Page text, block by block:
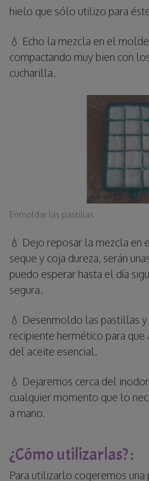
hielo que sólo utilizo para
💧 Echo la mezcla en el
compactando muy bien con
cucharilla.
Enmoldar las pastillas
💧 Dejo reposar la mezcla en
seque y coja dureza, serán
puedo esperar hasta el día
segura.
💧 Desenmoldo las pastillas
recipiente hermético para que
del aceite esencial.
💧 Dejaremos cerca del
cualquier momento que lo
a mano.
¿Cómo utilizarlas? :
Para utilizarlo cogeremos